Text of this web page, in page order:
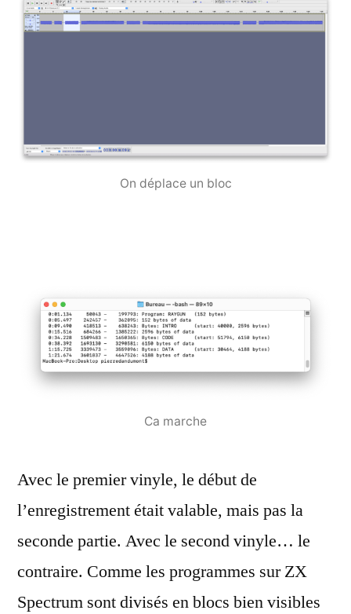
On déplace un bloc
Ca marche
Avec le premier vinyle, le début de
l’enregistrement était valable, mais pas la
seconde partie. Avec le second vinyle… le
contraire. Comme les programmes sur ZX
Spectrum sont divisés en blocs bien visibles